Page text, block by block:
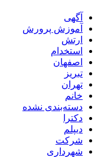
آگهی
آموزش پرورش
ارتش
استخدام
اصفهان
تبریز
تهران
خانم
دسته‌بندی نشده
دکترا
دیپلم
شرکت
شهرداری